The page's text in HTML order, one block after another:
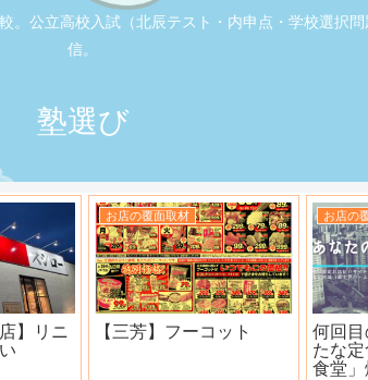
公立高校入試（北辰テスト・内申点・学校選択
信。
塾選び
ュー宝
お店の覆面取材
地元本格寿司屋。おり
お店の
【ふ
ーキ
キ！